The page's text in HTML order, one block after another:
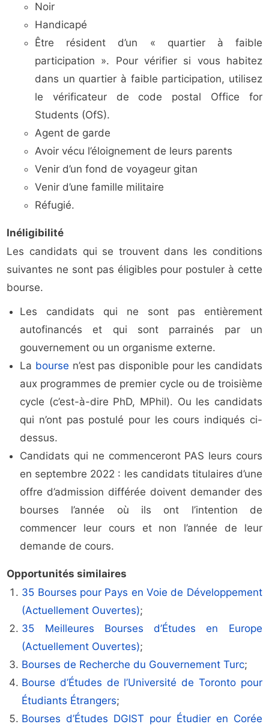
Noir
Handicapé
Être résident d’un « quartier à faible
participation ». Pour vérifier si vous habitez
dans un quartier à faible participation, utilisez
le vérificateur de code postal Office for
Students (OfS).
Agent de garde
Avoir vécu l’éloignement de leurs parents
Venir d’un fond de voyageur gitan
Venir d’une famille militaire
Réfugié.
Inéligibilité
Les candidats qui se trouvent dans les conditions
suivantes ne sont pas éligibles pour postuler à cette
bourse.
Les candidats qui ne sont pas entièrement
autofinancés et qui sont parrainés par un
gouvernement ou un organisme externe.
La bourse n’est pas disponible pour les candidats
aux programmes de premier cycle ou de troisième
cycle (c’est-à-dire PhD, MPhil). Ou les candidats
qui n’ont pas postulé pour les cours indiqués ci-
dessus.
Candidats qui ne commenceront PAS leurs cours
en septembre 2022 : les candidats titulaires d’une
offre d’admission différée doivent demander des
bourses l’année où ils ont l’intention de
commencer leur cours et non l’année de leur
demande de cours.
Opportunités similaires
35 Bourses pour Pays en Voie de Développement
(Actuellement Ouvertes);
35 Meilleures Bourses d’Études en Europe
(Actuellement Ouvertes);
Bourses de Recherche du Gouvernement Turc;
Bourse d’Études de l’Université de Toronto pour
Étudiants Étrangers;
Bourses d’Études DGIST pour Étudier en Corée